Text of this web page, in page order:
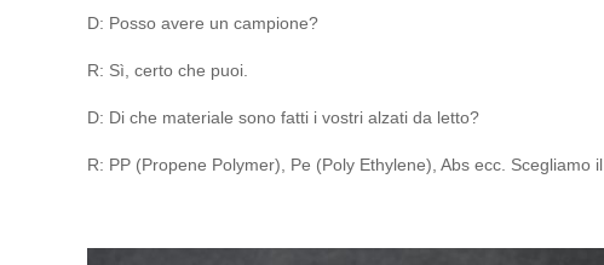
D: Posso avere un campione?
R: Sì, certo che puoi.
D: Di che materiale sono fatti i vostri alzati da letto?
R: PP (Propene Polymer), Pe (Poly Ethylene), Abs ecc. Scegliamo